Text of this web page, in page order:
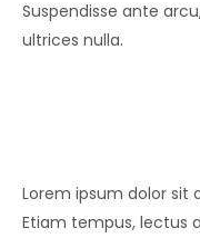
Suspendisse ante
ultrices nulla.
Lorem ipsum dolor sit
Etiam tempus, lectus